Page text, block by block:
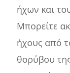
ήχων και
Μπορείτε
ήχους από
θορύβου